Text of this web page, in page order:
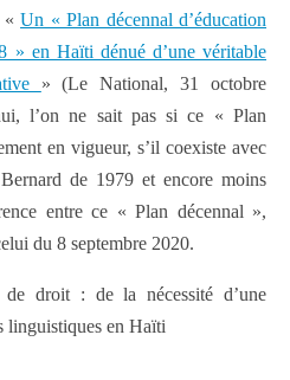
«Un « Plan décennal d’éducation
» en Haïti dénué d’une véritable
» (Le National, 31 octobre
l’on ne sait pas si ce « Plan
en vigueur, s’il coexiste avec
de 1979 et encore moins
entre ce « Plan décennal »,
du 8 septembre 2020.
droit : de la nécessité d’une
linguistiques en Haïti